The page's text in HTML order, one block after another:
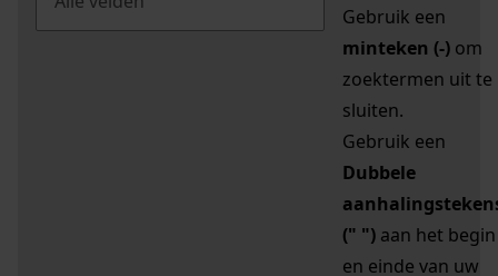
Gebruik een
minteken (-) om
zoektermen uit te
sluiten.
Gebruik een
Dubbele
(" ") aan het begin
en einde van uw